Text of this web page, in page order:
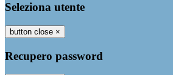
Seleziona utente
button close ×
Recupero password